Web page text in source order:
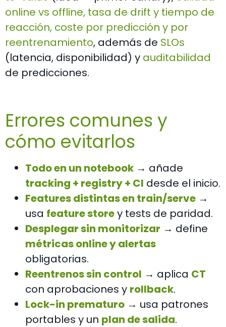
online vs offline, tasa de drift y tiempo de
reacción, coste por predicción y por
reentrenamiento, además de SLOs
(latencia, disponibilidad) y auditabilidad
de predicciones.
Errores comunes y
cómo evitarlos
Todo en un notebook → añade
tracking + registry + CI desde el inicio.
Features distintas en train/serve →
usa feature storey tests de paridad.
Desplegar sin monitorizar → define
métricas online y alertas
obligatorias.
Reentrenos sin control → aplica CT
con aprobaciones y rollback.
Lock-in prematuro → usa patrones
portables y un plan de salida.